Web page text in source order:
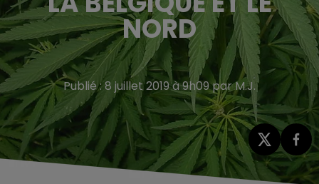
NORD
Publié : 8 juillet 2019 à 9h09 par M.J.